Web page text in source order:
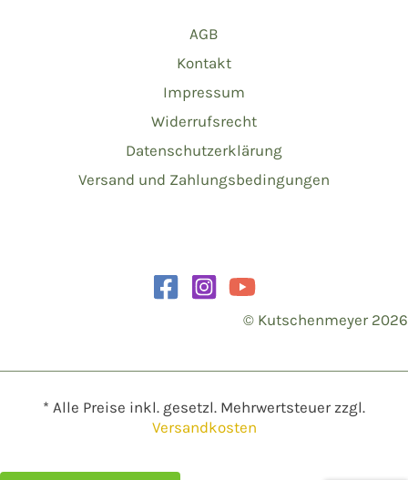
AGB
Kontakt
Impressum
Widerrufsrecht
Datenschutzerklärung
Versand und Zahlungsbedingungen
© Kutschenmeyer 2026
* Alle Preise inkl. gesetzl. Mehrwertsteuer zzgl.
Versandkosten